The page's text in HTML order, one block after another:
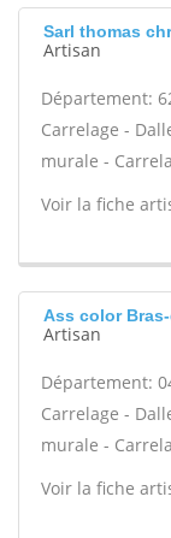
Sarl thomas
Artisan
Département:
Carrelage -
murale -
Voir la fiche
Ass color
Artisan
Département:
Carrelage -
murale -
Voir la fiche